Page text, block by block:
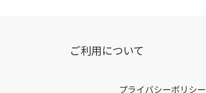
ご利用について
プライバシーポリシー